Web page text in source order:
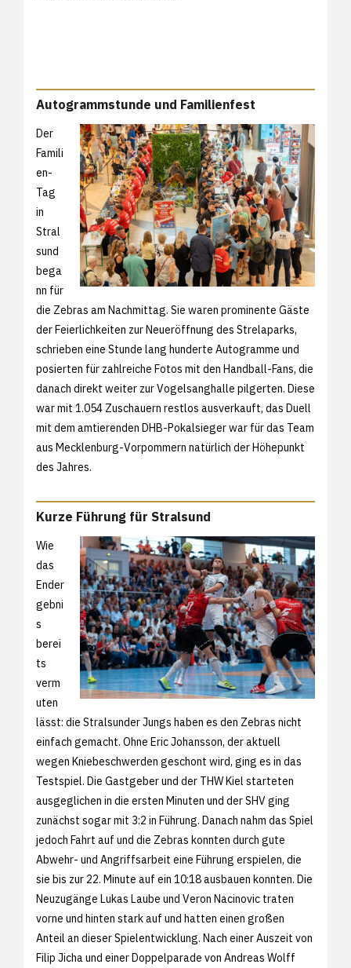
Autogrammstunde und Familienfest
Der
Famili
en-
Tag
in
Stral
sund
bega
nn für
die Zebras am Nachmittag. Sie waren prominente Gäste
der Feierlichkeiten zur Neueröffnung des Strelaparks,
schrieben eine Stunde lang hunderte Autogramme und
posierten für zahlreiche Fotos mit den Handball-Fans, die
danach direkt weiter zur Vogelsanghalle pilgerten. Diese
war mit 1.054 Zuschauern restlos ausverkauft, das Duell
mit dem amtierenden DHB-Pokalsieger war für das Team
aus Mecklenburg-Vorpommern natürlich der Höhepunkt
des Jahres.
Kurze Führung für Stralsund
Wie
das
Ender
gebni
s
berei
ts
verm
uten
lässt: die Stralsunder Jungs haben es den Zebras nicht
einfach gemacht. Ohne Eric Johansson, der aktuell
wegen Kniebeschwerden geschont wird, ging es in das
Testspiel. Die Gastgeber und der THW Kiel starteten
ausgeglichen in die ersten Minuten und der SHV ging
zunächst sogar mit 3:2 in Führung. Danach nahm das Spiel
jedoch Fahrt auf und die Zebras konnten durch gute
Abwehr- und Angriffsarbeit eine Führung erspielen, die
sie bis zur 22. Minute auf ein 10:18 ausbauen konnten. Die
Neuzugänge Lukas Laube und Veron Nacinovic traten
vorne und hinten stark auf und hatten einen großen
Anteil an dieser Spielentwicklung. Nach einer Auszeit von
Filip Jicha und einer Doppelparade von Andreas Wolff